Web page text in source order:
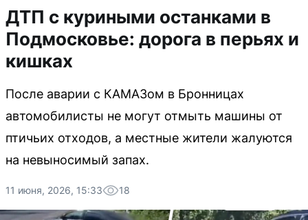
ДТП с куриными останками в
Подмосковье: дорога в перьях и
кишках
После аварии с КАМАЗом в Бронницах
автомобилисты не могут отмыть машины от
птичьих отходов, а местные жители жалуются
на невыносимый запах.
11 июня, 2026, 15:33 18